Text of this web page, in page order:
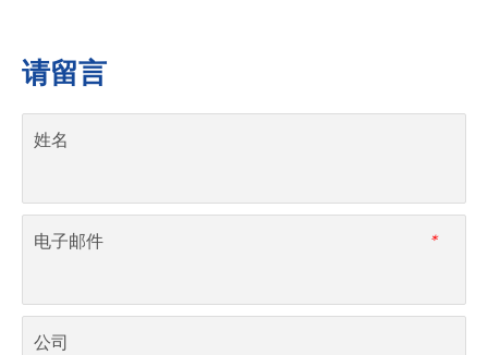
请留言
姓名
*
电子邮件
公司